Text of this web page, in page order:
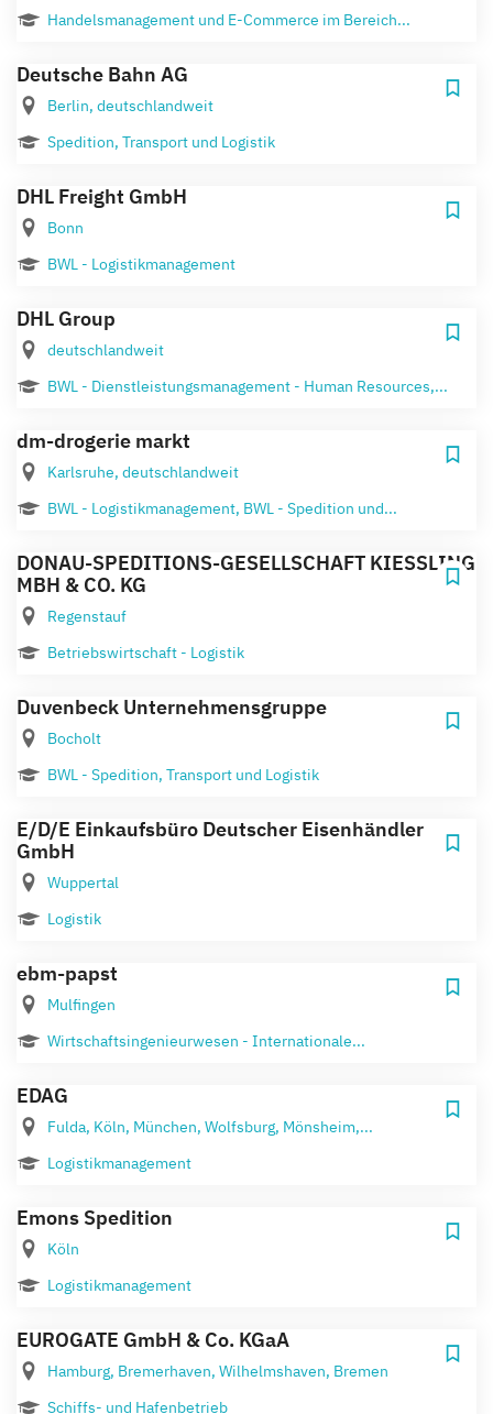
Handelsmanagement und E-Commerce im Bereich...
Deutsche Bahn AG
Berlin, deutschlandweit
Spedition, Transport und Logistik
DHL Freight GmbH
Bonn
BWL - Logistikmanagement
DHL Group
deutschlandweit
BWL - Dienstleistungsmanagement - Human Resources,...
dm-drogerie markt
Karlsruhe, deutschlandweit
BWL - Logistikmanagement, BWL - Spedition und...
DONAU-SPEDITIONS-GESELLSCHAFT KIESSLING
MBH & CO. KG
Regenstauf
Betriebswirtschaft - Logistik
Duvenbeck Unternehmensgruppe
Bocholt
BWL - Spedition, Transport und Logistik
E/D/E Einkaufsbüro Deutscher Eisenhändler
GmbH
Wuppertal
Logistik
ebm-papst
Mulfingen
Wirtschaftsingenieurwesen - Internationale...
EDAG
Fulda, Köln, München, Wolfsburg, Mönsheim,...
Logistikmanagement
Emons Spedition
Köln
Logistikmanagement
EUROGATE GmbH & Co. KGaA
Hamburg, Bremerhaven, Wilhelmshaven, Bremen
Schiffs- und Hafenbetrieb